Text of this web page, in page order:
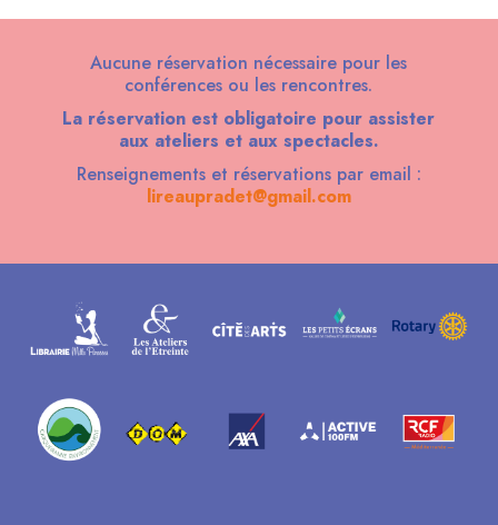
Aucune réservation nécessaire pour les
conférences ou les rencontres.
La réservation est obligatoire pour assister
aux ateliers et aux spectacles.
Renseignements et réservations par email :
lireaupradet@gmail.com